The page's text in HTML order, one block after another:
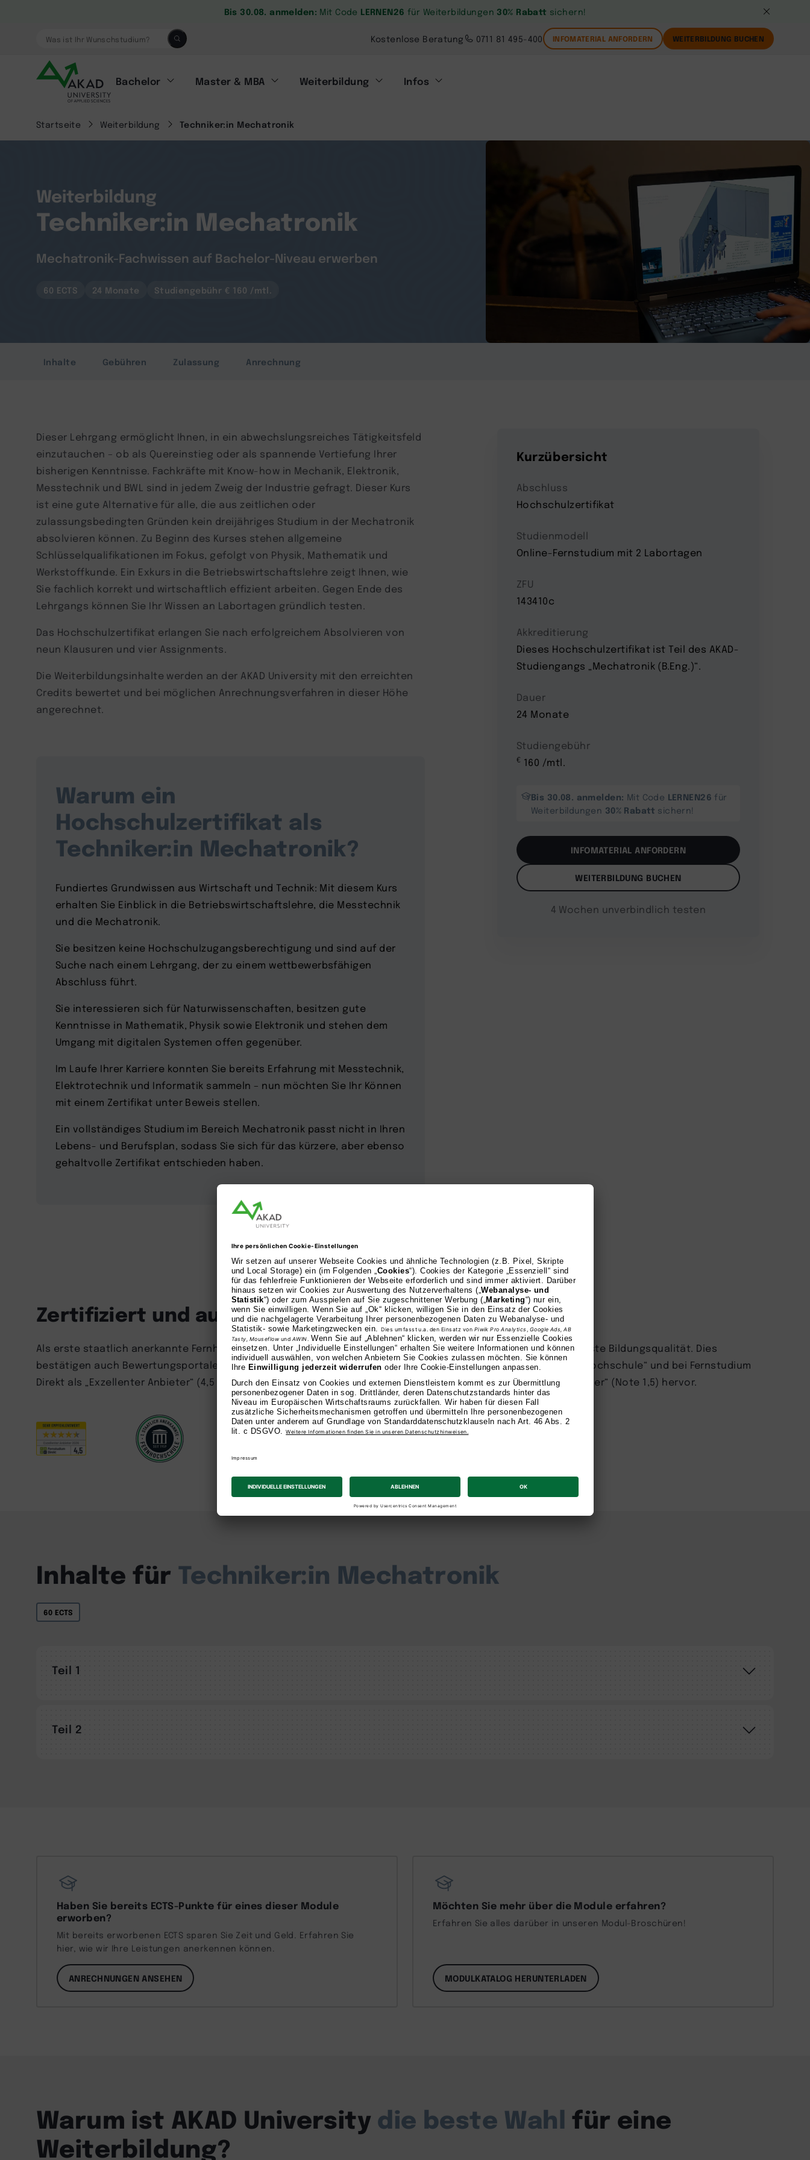
Bis 30.08. anmelden: Mit Code LERNEN26 für Weiterbildungen 30% Rabatt sichern!
Was ist Ihr Wunschstudium? Kostenlose Beratung 0711 81 495-400 INFOMATERIAL ANFORDERN WEITERBILDUNG BUCHEN
Bachelor Master & MBA Weiterbildung Infos
Startseite Weiterbildung Techniker:in Mechatronik
Weiterbildung
Techniker:in Mechatronik
Mechatronik-Fachwissen auf Bachelor-Niveau erwerben
60 ECTS 24 Monate Studiengebühr € 160 /mtl.
Inhalte Gebühren Zulassung Anrechnung
Kurzübersicht
Abschluss
Hochschulzertifikat
Studienmodell
Online-Fernstudium mit 2 Labortagen
ZFU
143410c
Akkreditierung
Dieses Hochschulzertifikat ist Teil des AKAD-
Studiengangs „Mechatronik (B.Eng.)“.
Dauer
24 Monate
Studiengebühr
€ 160 /mtl.
Bis 30.08. anmelden: Mit Code LERNEN26 für
Weiterbildungen 30% Rabatt sichern!
INFOMATERIAL ANFORDERN
WEITERBILDUNG BUCHEN
4 Wochen unverbindlich testen
Dieser Lehrgang ermöglicht Ihnen, in ein abwechslungsreiches Tätigkeitsfeld
einzutauchen – ob als Quereinstieg oder als spannende Vertiefung Ihrer
bisherigen Kenntnisse. Fachkräfte mit Know-how in Mechanik, Elektronik,
Messtechnik und BWL sind in jedem Zweig der Industrie gefragt. Dieser Kurs
ist eine gute Alternative für alle, die aus zeitlichen oder
zulassungsbedingten Gründen kein dreijähriges Studium in der Mechatronik
absolvieren können. Zu Beginn des Kurses stehen allgemeine
Schlüsselqualifikationen im Fokus, gefolgt von Physik, Mathematik und
Werkstoffkunde. Ein Exkurs in die Betriebswirtschaftslehre zeigt Ihnen, wie
Sie fachlich korrekt und wirtschaftlich effizient arbeiten. Gegen Ende des
Lehrgangs können Sie Ihr Wissen an Labortagen gründlich testen.
Das Hochschulzertifikat erlangen Sie nach erfolgreichem Absolvieren von
neun Klausuren und vier Assignments.
Die Weiterbildungsinhalte werden an der AKAD University mit den erreichten
Credits bewertet und bei möglichen Anrechnungsverfahren in dieser Höhe
angerechnet.
Warum ein
Hochschulzertifikat als
Techniker:in Mechatronik?
Fundiertes Grundwissen aus Wirtschaft und Technik: Mit diesem Kurs
erhalten Sie Einblick in die Betriebswirtschaftslehre, die Messtechnik
und die Mechatronik.
Sie besitzen keine Hochschulzugangsberechtigung und sind auf der
Suche nach einem Lehrgang, der zu einem wettbewerbsfähigen
Abschluss führt.
Sie interessieren sich für Naturwissenschaften, besitzen gute
Kenntnisse in Mathematik, Physik sowie Elektronik und stehen dem
Umgang mit digitalen Systemen offen gegenüber.
Im Laufe Ihrer Karriere konnten Sie bereits Erfahrung mit Messtechnik,
Elektrotechnik und Informatik sammeln – nun möchten Sie Ihr Können
mit einem Zertifikat unter Beweis stellen.
Ein vollständiges Studium im Bereich Mechatronik passt nicht in Ihren
Lebens- und Berufsplan, sodass Sie sich für das kürzere, aber ebenso
gehaltvolle Zertifikat entschieden haben.
Zertifiziert und ausgezeichnet
Als erste staatlich anerkannte Fernhochschule mit offizieller ZFU-Zulassung steht die AKAD University für höchste Bildungsqualität. Dies
bestätigen auch Bewertungsportale und Studierende: 2026 wurden wir auf FernstudiumCheck.de als „TOP Fernhochschule“ und bei Fernstudium
Direkt als „Exzellenter Anbieter“ (4,5 Sterne) ausgezeichnet. Zudem gingen wir bei trusted als „Fernunis Testsieger“ (Note 1,5) hervor.
Inhalte für Techniker:in Mechatronik
60 ECTS
Teil 1
Teil 2
Haben Sie bereits ECTS-Punkte für eines dieser Module
erworben?
Mit bereits erworbenen ECTS sparen Sie Zeit und Geld. Erfahren Sie
hier, wie wir Ihre Leistungen anerkennen können.
ANRECHNUNGEN ANSEHEN
Möchten Sie mehr über die Module erfahren?
Erfahren Sie alles darüber in unseren Modul-Broschüren!
MODULKATALOG HERUNTERLADEN
Warum ist AKAD University die beste Wahl für eine
Weiterbildung?